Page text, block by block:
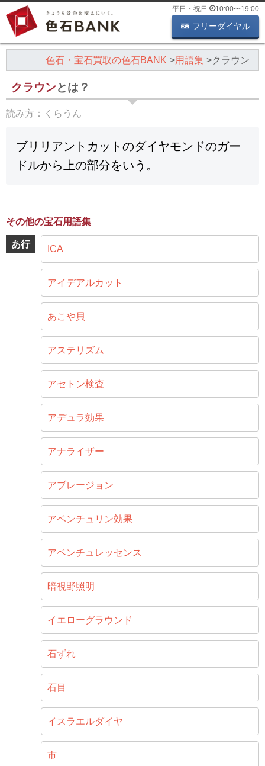
平日・祝日 10:00〜19:00
フリーダイヤル
色石・宝石買取の色石BANK 用語集 クラウン
クラウンとは？
読み方： くらうん
ブリリアントカットのダイヤモンドのガー
ドルから上の部分をいう。
その他の宝石用語集
あ行 ICA
アイデアルカット
あこや貝
アステリズム
アセトン検査
アデュラ効果
アナライザー
アブレージョン
アベンチュリン効果
アベンチュレッセンス
暗視野照明
イエローグラウンド
石ずれ
石目
イスラエルダイヤ
市